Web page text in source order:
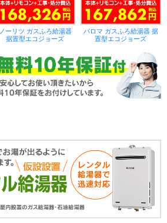
ノーリツ ガスふろ給湯器
据置型エコジョーズ
パロマ ガスふろ給湯器 据
置型エコジョーズ